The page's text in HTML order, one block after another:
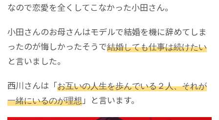
なので恋愛を全くしてこなかった小田さん。
小田さんのお母さんはモデルで結婚を機に辞めてしま
ったのが悔しかったそうで結婚しても仕事は続けたい
と言いました。
西川さんは「お互いの人生を歩んでいる２人、それが
一緒にいるのが理想」と言います。